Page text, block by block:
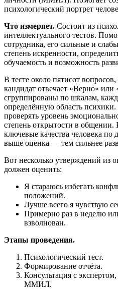
психологический портрет
Что измеряет. Состоит из
интеллектуального тестов.
сотрудника, его сильные и
степень искренности,
обучаемость и возможность
В тесте около пятисот
кандидат отвечает «Верно»
сгруппированы по шкалам,
определённую область
проверять уровень
степень открытости в общении.
ключевые качества человека по
выше оценка — тем сильнее
Вот несколько утверждений из
должен оценить:
Я стараюсь избегать
положений.
Лучше всего я чувствую
Примерно раз в неделю
взволнован.
Этапы проведения.
Психологический тест.
Формирование отчёта.
Консультация с
ММИЛ.